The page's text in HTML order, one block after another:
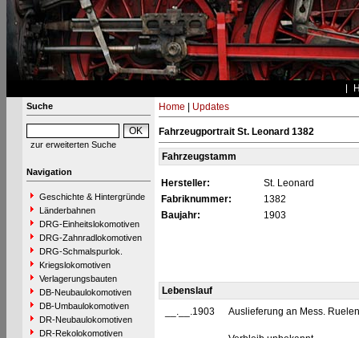
Suche
zur erweiterten Suche
Navigation
Geschichte & Hintergründe
Länderbahnen
DRG-Einheitslokomotiven
DRG-Zahnradlokomotiven
DRG-Schmalspurlok.
Kriegslokomotiven
Verlagerungsbauten
DB-Neubaulokomotiven
DB-Umbaulokomotiven
DR-Neubaulokomotiven
DR-Rekolokomotiven
Home Updates
Fahrzeugportrait St. Leonard 1382
Fahrzeugstamm
Hersteller:
St. Leonard
Fabriknummer:
1382
Baujahr:
1903
Lebenslauf
__.__.1903
Auslieferung an Mess.